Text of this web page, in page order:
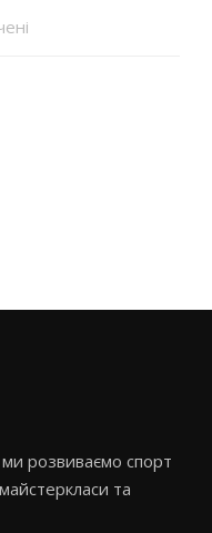
розвиваємо спорт
та